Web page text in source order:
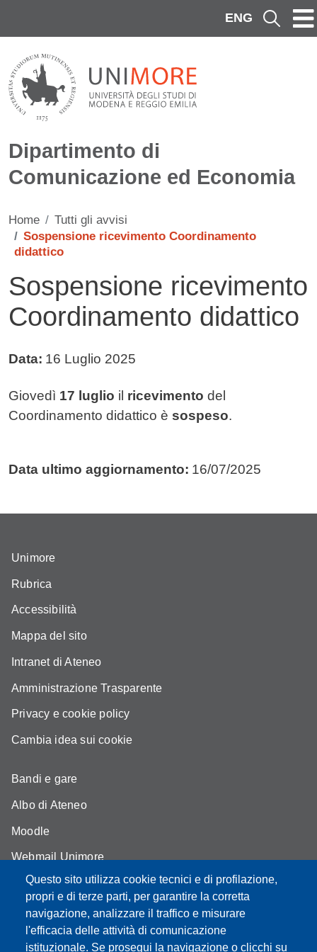
ENG Cerca
Dipartimento di
Comunicazione ed Economia
Home
Tutti gli avvisi
Sospensione ricevimento Coordinamento
didattico
Sospensione ricevimento
Coordinamento didattico
Data: 16 Luglio 2025
Testo avviso
Giovedì 17 luglio il ricevimento del
Coordinamento didattico è sospeso.
Data ultimo aggiornamento: 16/07/2025
Questo sito utilizza cookie tecnici e di profilazione,
propri e di terze parti, per garantire la corretta
navigazione, analizzare il traffico e misurare
l'efficacia delle attività di comunicazione
istituzionale. Se prosegui la navigazione o clicchi su
Unimore
Rubrica
Accessibilità
Mappa del sito
Intranet di Ateneo
Amministrazione Trasparente
Privacy e cookie policy
Cambia idea sui cookie
Bandi e gare
Albo di Ateneo
Moodle
Webmail Unimore
Aule Unimore
Dove siamo
FAQ